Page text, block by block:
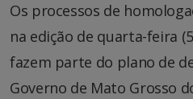
Os processos de
na edição de quarta-feira
fazem parte do plano de
Governo de Mato Grosso